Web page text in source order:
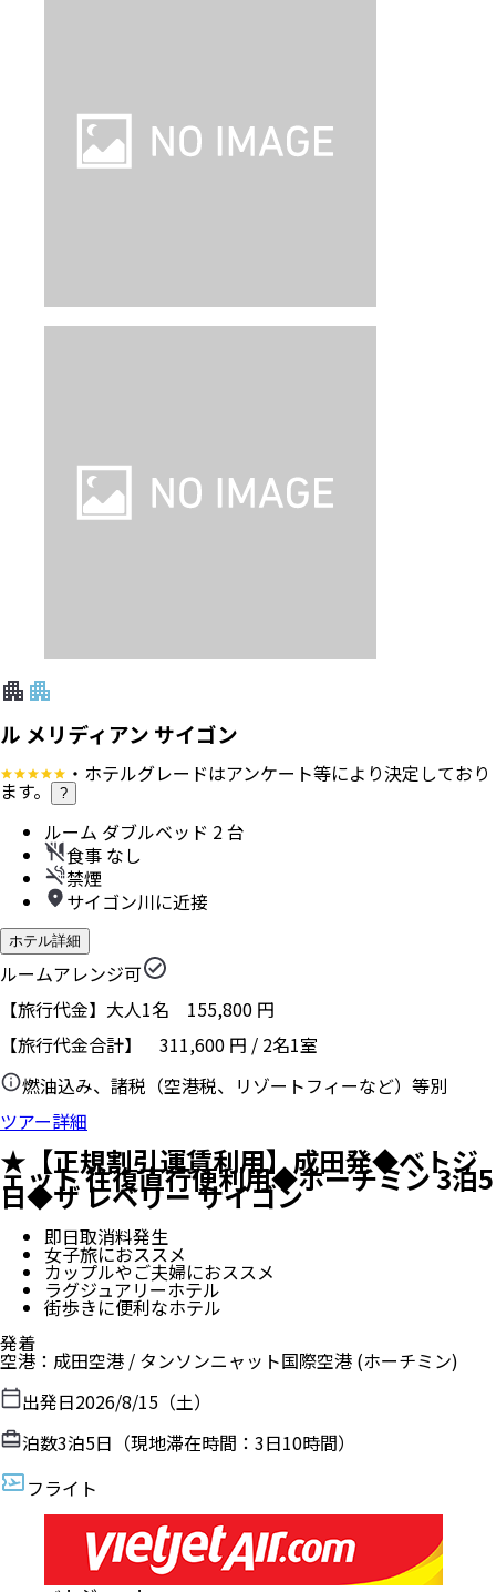
ル メリディアン サイゴン
・ホテルグレードはアンケート等により決定しており
ます。 ?
ルーム ダブルベッド 2 台
食事 なし
禁煙
サイゴン川に近接
ホテル詳細
ルームアレンジ可
【旅行代金】大人1名 155,800 円
【旅行代金合計】 311,600 円 / 2名1室
燃油込み、諸税（空港税、リゾートフィーなど）等別
ツアー詳細
★【正規割引運賃利用】成田発◆ベトジ
ェット 往復直行便利用◆ホーチミン 3泊5
日◆ザ レベリー サイゴン
即日取消料発生
女子旅におススメ
カップルやご夫婦におススメ
ラグジュアリーホテル
街歩きに便利なホテル
発着
空港 ： 成田空港 / タンソンニャット国際空港 (ホーチミン)
出発日2026/8/15（土）
泊数3泊5日（現地滞在時間： 3日10時間）
フライト